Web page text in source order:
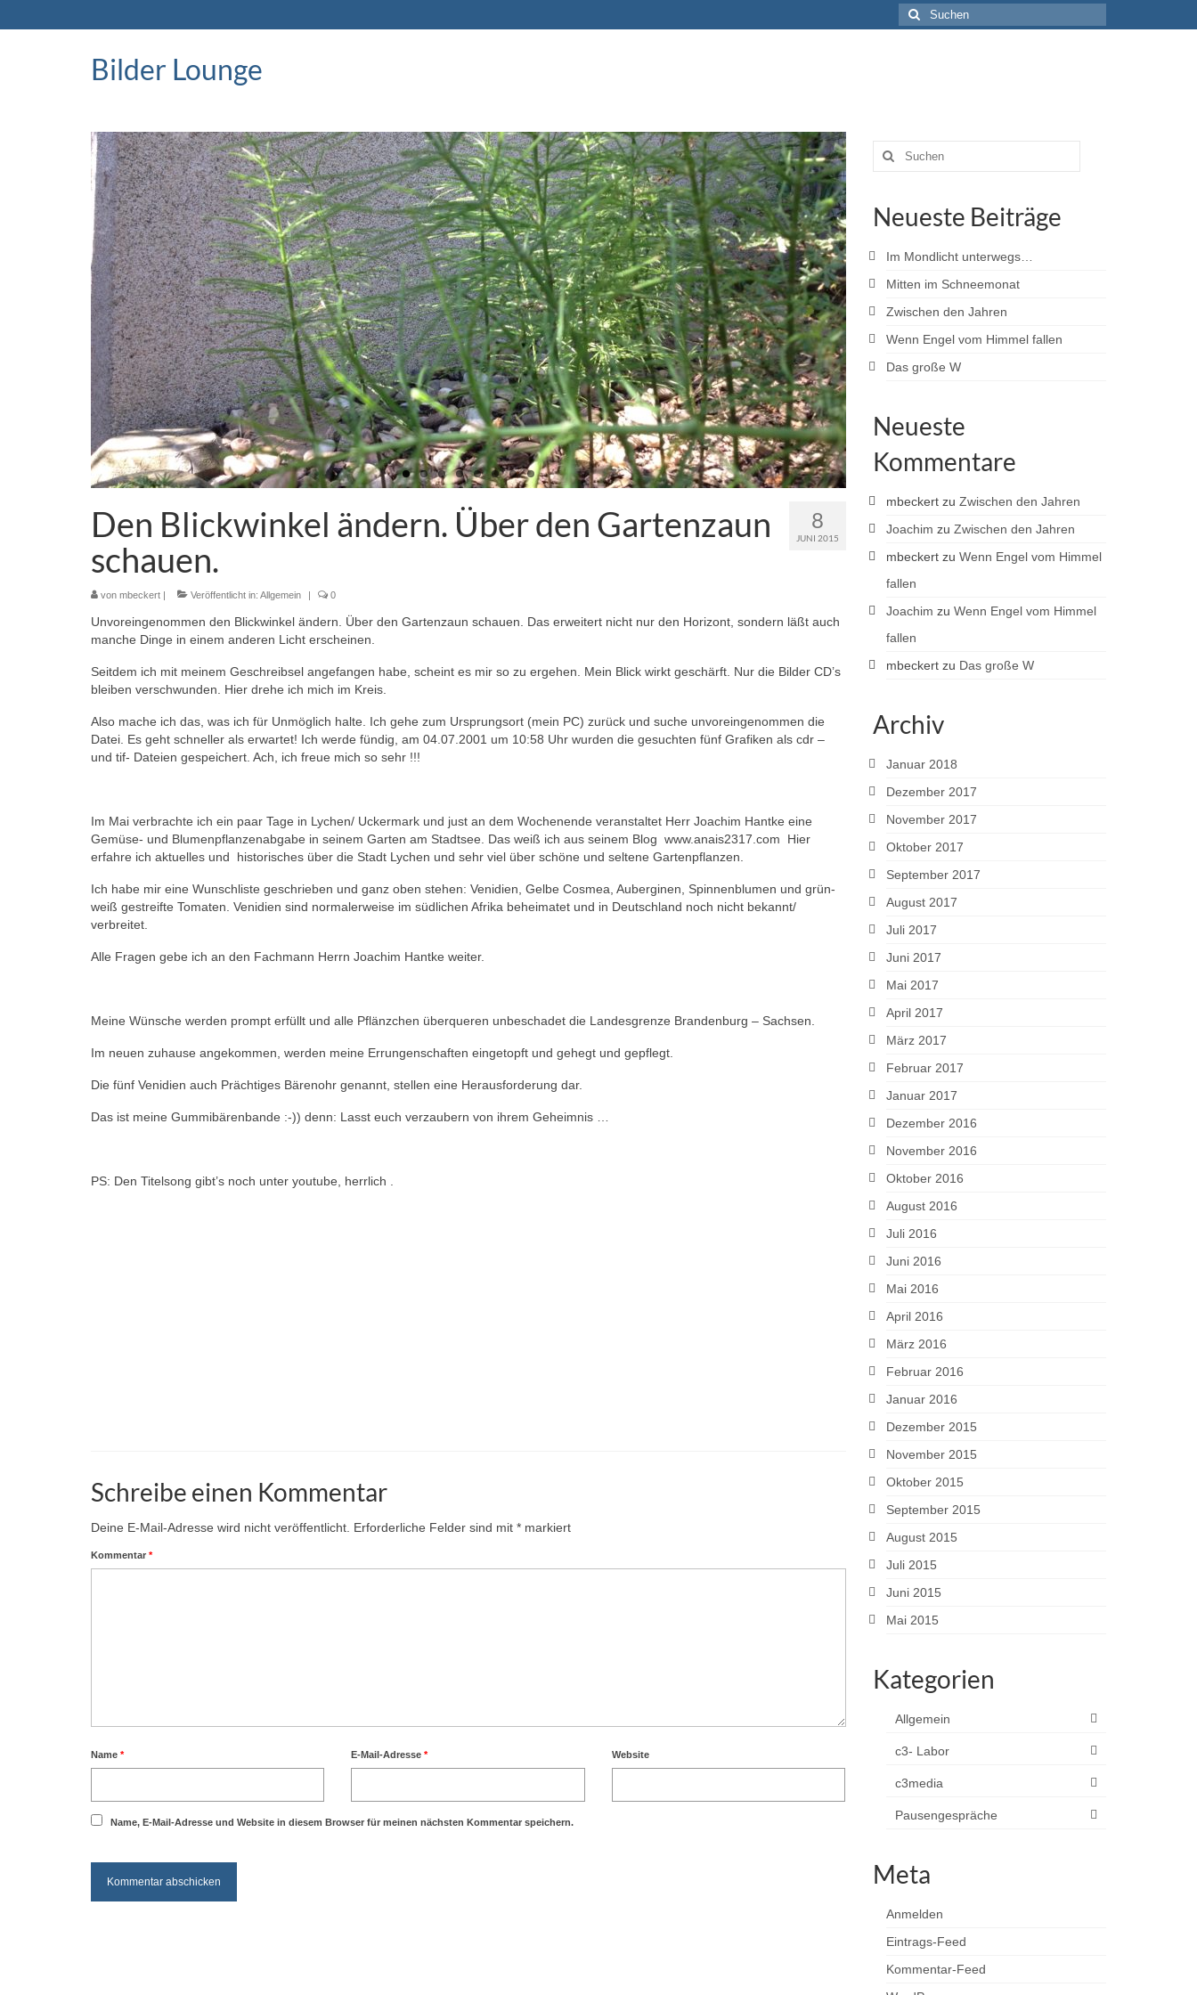
Suche
nach:
Bilder Lounge
8
JUNI 2015
Den Blickwinkel ändern. Über den Gartenzaun
schauen.
von mbeckert | Veröffentlicht in: Allgemein | 0
Unvoreingenommen den Blickwinkel ändern. Über den Gartenzaun schauen. Das erweitert nicht nur den Horizont, sondern läßt auch
manche Dinge in einem anderen Licht erscheinen.
Seitdem ich mit meinem Geschreibsel angefangen habe, scheint es mir so zu ergehen. Mein Blick wirkt geschärft. Nur die Bilder CD’s
bleiben verschwunden. Hier drehe ich mich im Kreis.
Also mache ich das, was ich für Unmöglich halte. Ich gehe zum Ursprungsort (mein PC) zurück und suche unvoreingenommen die
Datei. Es geht schneller als erwartet! Ich werde fündig, am 04.07.2001 um 10:58 Uhr wurden die gesuchten fünf Grafiken als cdr –
und tif- Dateien gespeichert. Ach, ich freue mich so sehr !!!
Im Mai verbrachte ich ein paar Tage in Lychen/ Uckermark und just an dem Wochenende veranstaltet Herr Joachim Hantke eine
Gemüse- und Blumenpflanzenabgabe in seinem Garten am Stadtsee. Das weiß ich aus seinem Blog www.anais2317.com Hier
erfahre ich aktuelles und historisches über die Stadt Lychen und sehr viel über schöne und seltene Gartenpflanzen.
Ich habe mir eine Wunschliste geschrieben und ganz oben stehen: Venidien, Gelbe Cosmea, Auberginen, Spinnenblumen und grün-
weiß gestreifte Tomaten. Venidien sind normalerweise im südlichen Afrika beheimatet und in Deutschland noch nicht bekannt/
verbreitet.
Alle Fragen gebe ich an den Fachmann Herrn Joachim Hantke weiter.
Meine Wünsche werden prompt erfüllt und alle Pflänzchen überqueren unbeschadet die Landesgrenze Brandenburg – Sachsen.
Im neuen zuhause angekommen, werden meine Errungenschaften eingetopft und gehegt und gepflegt.
Die fünf Venidien auch Prächtiges Bärenohr genannt, stellen eine Herausforderung dar.
Das ist meine Gummibärenbande :-)) denn: Lasst euch verzaubern von ihrem Geheimnis …
PS: Den Titelsong gibt’s noch unter youtube, herrlich .
Schreibe einen Kommentar
Deine E-Mail-Adresse wird nicht veröffentlicht. Erforderliche Felder sind mit * markiert
Kommentar *
Name * E-Mail-Adresse* Website
Name, E-Mail-Adresse und Website in diesem Browser für meinen nächsten Kommentar speichern.
Suche
nach:
Neueste Beiträge
Im Mondlicht unterwegs…
Mitten im Schneemonat
Zwischen den Jahren
Wenn Engel vom Himmel fallen
Das große W
Neueste
Kommentare
mbeckertzu Zwischen den Jahren
Joachim zu Zwischen den Jahren
mbeckertzu Wenn Engel vom Himmel
fallen
Joachim zu Wenn Engel vom Himmel
fallen
mbeckertzu Das große W
Archiv
Januar 2018
Dezember 2017
November 2017
Oktober 2017
September 2017
August 2017
Juli 2017
Juni 2017
Mai 2017
April 2017
März 2017
Februar 2017
Januar 2017
Dezember 2016
November 2016
Oktober 2016
August 2016
Juli 2016
Juni 2016
Mai 2016
April 2016
März 2016
Februar 2016
Januar 2016
Dezember 2015
November 2015
Oktober 2015
September 2015
August 2015
Juli 2015
Juni 2015
Mai 2015
Kategorien
Allgemein
c3- Labor
c3media
Pausengespräche
Meta
Anmelden
Eintrags-Feed
Kommentar-Feed